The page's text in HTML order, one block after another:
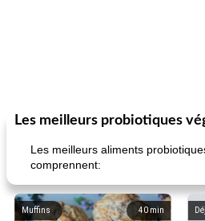
Les meilleurs probiotiques
Les meilleurs aliments
comprennent:
40 min
Muffins